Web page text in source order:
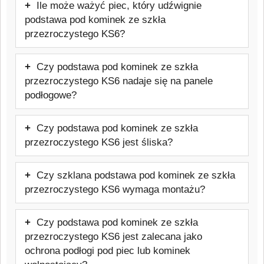
odporna na działanie wysokich
temperatur.
przezroczystego KS6 jest znacznie
bardziej odporna na uszkodzenia niż
zwykłe szkło, jednak może ulec
uderzenia lub punktowego nacisku na
krawędź.
Ile może ważyć piec, który udźwignie
podstawa pod kominek ze szkła
przezroczystego KS6?
Nośność zależy od modelu płyty.
Podstawa pod kominek ze szkła
przezroczystego KS6 została
zaprojektowana tak, aby bezpiecznie
pieców wolnostojących. Nasza podstawa
wytrzymuje wagę pieca do 650 kg.
Czy podstawa pod kominek ze szkła
przezroczystego KS6 nadaje się na panele
podłogowe?
Tak, szklana podstawa pod kominek ze
szkła przezroczystego KS6 skutecznie
chroni panele, drewno, winyl i inne
wrażliwe powierzchnie przed temperaturą
oraz przypadkowym wypadnięciem żaru.
Czy podstawa pod kominek ze szkła
przezroczystego KS6 jest śliska?
Nie, w normalnym użytkowaniu podstawa
pod kominek ze szkła przezroczystego
KS6 nie stanowi zagrożenia. Należy
jednak usuwać wodę i zabrudzenia, które
mogłyby zmniejszyć przyczepność
powierzchni.
Czy szklana podstawa pod kominek ze szkła
przezroczystego KS6 wymaga montażu?
Nie, w większości przypadków wystarczy
położyć ją na równej i stabilnej
powierzchni przed ustawieniem pieca lub
kominka.
Czy podstawa pod kominek ze szkła
przezroczystego KS6 jest zalecana jako
ochrona podłogi pod piec lub kominek